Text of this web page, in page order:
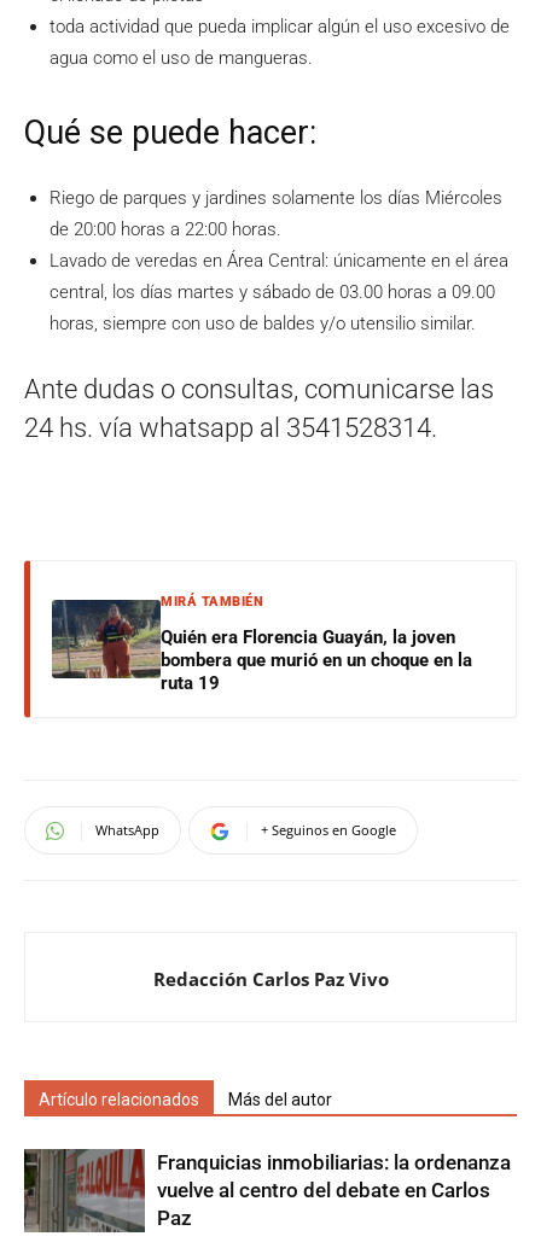
toda actividad que pueda implicar algún el uso excesivo de
agua como el uso de mangueras.
Qué se puede hacer:
Riego de parques y jardines solamente los días Miércoles
de 20:00 horas a 22:00 horas.
Lavado de veredas en Área Central: únicamente en el área
central, los días martes y sábado de 03.00 horas a 09.00
horas, siempre con uso de baldes y/o utensilio similar.
Ante dudas o consultas, comunicarse las
24 hs. vía whatsapp al 3541528314.
MIRÁ TAMBIÉN
Quién era Florencia Guayán, la joven
bombera que murió en un choque en la
ruta 19
WhatsApp + Seguinos en Google
Redacción Carlos Paz Vivo
Artículo relacionados Más del autor
Franquicias inmobiliarias: la ordenanza
vuelve al centro del debate en Carlos
Paz